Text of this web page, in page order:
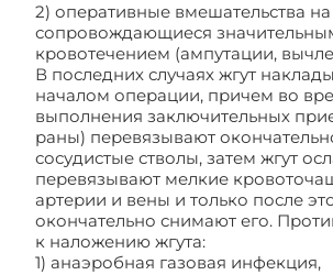
2) оперативные вмешательства
сопровождающиеся
кровотечением (ампутации,
В последних случаях жгут
началом операции, причем во
выполнения заключительных
раны) перевязывают
сосудистые стволы, затем жгут
перевязывают мелкие
артерии и вены и только после
окончательно снимают его.
к наложению жгута:
1) анаэробная газовая инфекция,